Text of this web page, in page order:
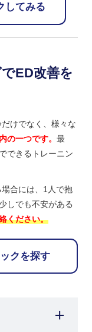
してみる
ED改善を
けでなく、様々な
の一つです。 最
できるトレーニン
場合には、1人で抱
しでも不安がある
ください。
クを探す